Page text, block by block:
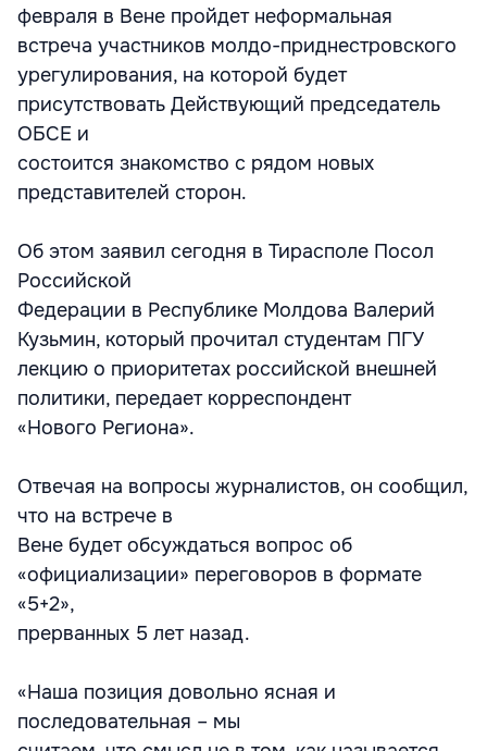
февраля в Вене пройдет неформальная
встреча участников молдо-приднестровского
урегулирования, на которой будет
присутствовать Действующий председатель
ОБСЕ и
состоится знакомство с рядом новых
представителей сторон.
Об этом заявил сегодня в Тирасполе Посол
Российской
Федерации в Республике Молдова Валерий
Кузьмин, который прочитал студентам ПГУ
лекцию о приоритетах российской внешней
политики, передает корреспондент
«Нового Региона».
Отвечая на вопросы журналистов, он сообщил,
что на встрече в
Вене будет обсуждаться вопрос об
«официализации» переговоров в формате
«5+2»,
прерванных 5 лет назад.
«Наша позиция довольно ясная и
последовательная – мы